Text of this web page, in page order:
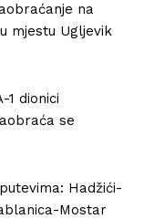
na
mjestu Ugljevik
1 dionici
se
Hadžići-
Mostar